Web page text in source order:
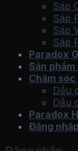
Sáp
Sáp
Sáp
Sáp
Paradox
Sản
Chăm
Dầu
Dầu
Paradox
Đăng